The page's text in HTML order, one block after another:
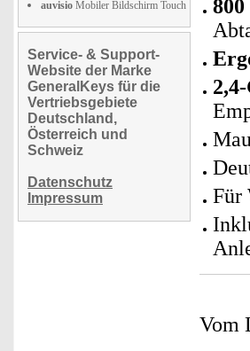
auvisio Mobiler Bildschirm Touch
Service- & Support-
Website der Marke
GeneralKeys für die
Vertriebsgebiete
Deutschland,
Österreich und
Schweiz
Datenschutz
Impressum
Für
Vom